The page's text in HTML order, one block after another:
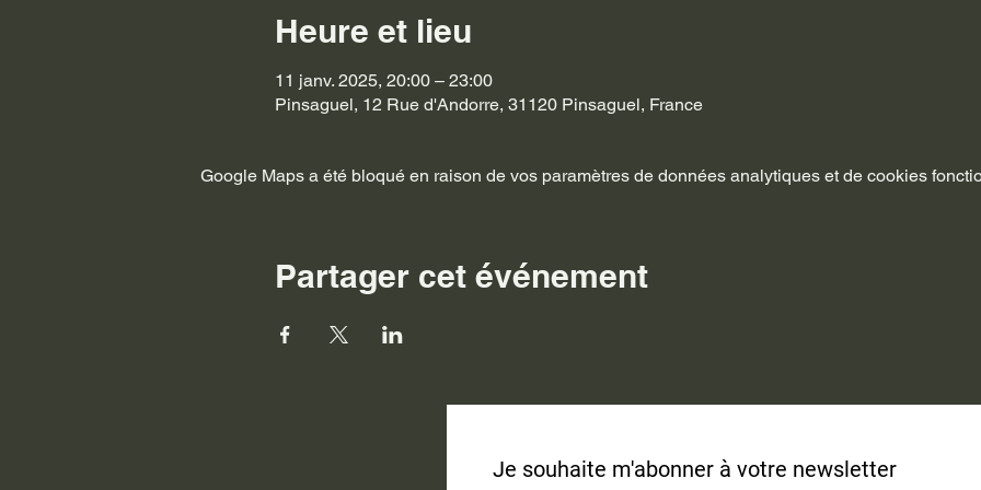
Heure et lieu
11 janv. 2025, 20:00 – 23:00
Pinsaguel, 12 Rue d'Andorre, 31120 Pinsaguel, France
Google Maps a été bloqué en raison de vos paramètres de données analytiques et de cookies
Partager cet événement
Je souhaite m'abonner à votre newsletter